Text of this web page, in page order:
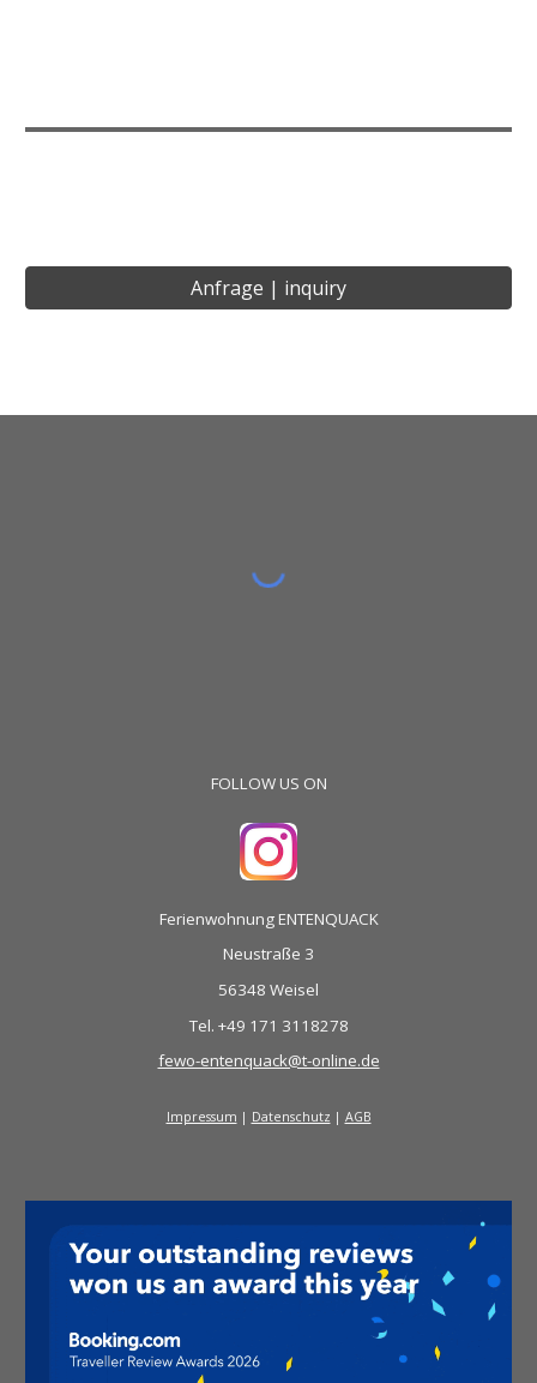
Anfrage | inquiry
FOLLOW US ON
Ferienwohnung ENTENQUACK
Neustraße 3
56348 Weisel
Tel. +49 171 3118278
fewo-entenquack@t-online.de
Impressum | Datenschutz | AGB